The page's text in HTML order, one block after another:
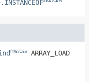
PREVIEW
PREVIEW ARRAY_LOAD